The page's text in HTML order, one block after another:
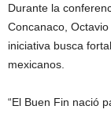
Durante la
Concanaco,
iniciativa busca
mexicanos.
“El Buen Fin nació